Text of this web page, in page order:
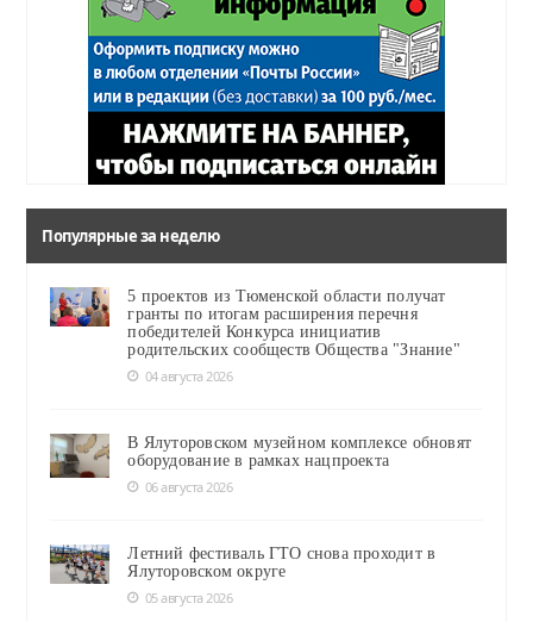
Популярные за неделю
5 проектов из Тюменской области получат
гранты по итогам расширения перечня
победителей Конкурса инициатив
родительских сообществ Общества "Знание"
04 августа 2026
В Ялуторовском музейном комплексе обновят
оборудование в рамках нацпроекта
06 августа 2026
Летний фестиваль ГТО снова проходит в
Ялуторовском округе
05 августа 2026